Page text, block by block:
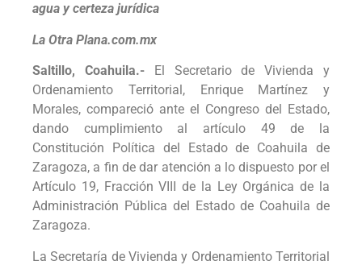
agua y certeza jurídica
La Otra Plana.com.mx
Saltillo, Coahuila.- El Secretario de Vivienda y
Ordenamiento Territorial, Enrique Martínez y
Morales, compareció ante el Congreso del Estado,
dando cumplimiento al artículo 49 de la
Constitución Política del Estado de Coahuila de
Zaragoza, a fin de dar atención a lo dispuesto por el
Artículo 19, Fracción VIII de la Ley Orgánica de la
Administración Pública del Estado de Coahuila de
Zaragoza.
La Secretaría de Vivienda y Ordenamiento Territorial